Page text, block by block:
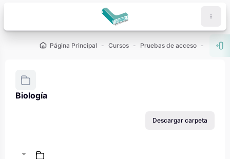
Página Principal Cursos Pruebas de acceso PAU -
Biología
Descargar carpeta